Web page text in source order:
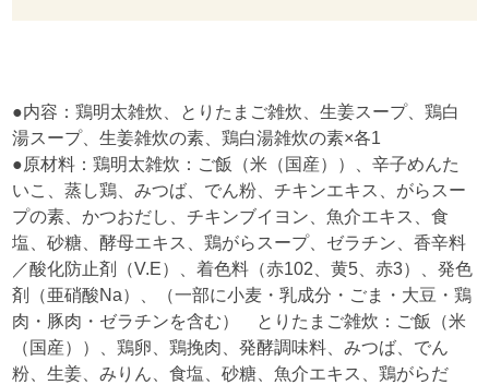
●内容：鶏明太雑炊、とりたまご雑炊、生姜スープ、鶏白
湯スープ、生姜雑炊の素、鶏白湯雑炊の素×各1
●原材料：鶏明太雑炊：ご飯（米（国産））、辛子めんた
いこ、蒸し鶏、みつば、でん粉、チキンエキス、がらスー
プの素、かつおだし、チキンブイヨン、魚介エキス、食
塩、砂糖、酵母エキス、鶏がらスープ、ゼラチン、香辛料
／酸化防止剤（V.E）、着色料（赤102、黄5、赤3）、発色
剤（亜硝酸Na）、（一部に小麦・乳成分・ごま・大豆・鶏
肉・豚肉・ゼラチンを含む） とりたまご雑炊：ご飯（米
（国産））、鶏卵、鶏挽肉、発酵調味料、みつば、でん
粉、生姜、みりん、食塩、砂糖、魚介エキス、鶏がらだ